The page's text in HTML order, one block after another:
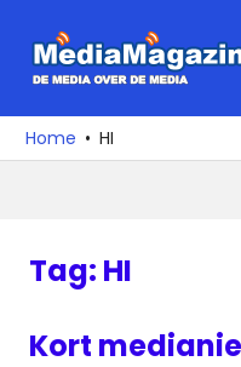
naar
media
over
Home HI
Tag: HI
Kort